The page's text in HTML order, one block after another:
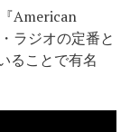
American
ラジオの定番と
ることで有名